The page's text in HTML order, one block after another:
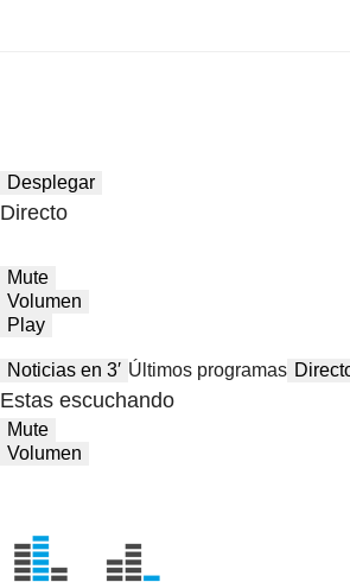
Desplegar
Directo
Mute
Volumen
Play
Noticias en 3′ Últimos programas
Estas escuchando
Mute
Volumen